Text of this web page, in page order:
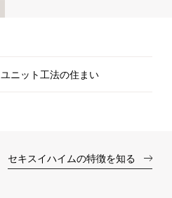
ニット工法の住まい
セキスイハイムの特徴を知る